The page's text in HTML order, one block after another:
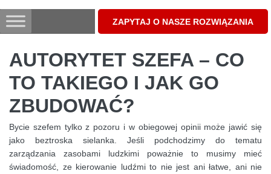
ZAPYTAJ O NASZE ROZWIĄZANIA
AUTORYTET SZEFA – CO
TO TAKIEGO I JAK GO
ZBUDOWAĆ?
Bycie szefem tylko z pozoru i w obiegowej opinii może jawić się
jako beztroska sielanka. Jeśli podchodzimy do tematu
zarządzania zasobami ludzkimi poważnie to musimy mieć
świadomość, ze kierowanie ludźmi to nie jest ani łatwe, ani nie